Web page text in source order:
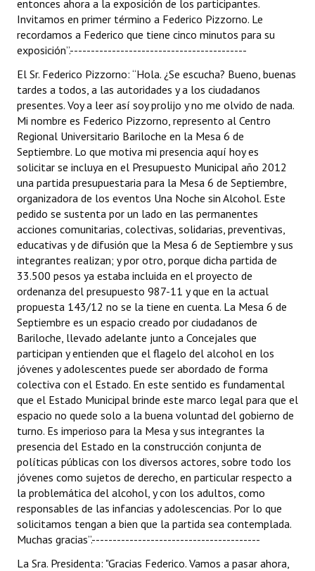
entonces ahora a la exposición de los participantes.
Invitamos en primer término a Federico Pizzorno. Le
recordamos a Federico que tiene cinco minutos para su
exposición”.------------------------------------------
El Sr. Federico Pizzorno: “Hola. ¿Se escucha? Bueno, buenas
tardes a todos, a las autoridades y a los ciudadanos
presentes. Voy a leer así soy prolijo y no me olvido de nada.
Mi nombre es Federico Pizzorno, represento al Centro
Regional Universitario Bariloche en la Mesa 6 de
Septiembre. Lo que motiva mi presencia aquí hoy es
solicitar se incluya en el Presupuesto Municipal año 2012
una partida presupuestaria para la Mesa 6 de Septiembre,
organizadora de los eventos Una Noche sin Alcohol. Este
pedido se sustenta por un lado en las permanentes
acciones comunitarias, colectivas, solidarias, preventivas,
educativas y de difusión que la Mesa 6 de Septiembre y sus
integrantes realizan; y por otro, porque dicha partida de
33.500 pesos ya estaba incluida en el proyecto de
ordenanza del presupuesto 987-11 y que en la actual
propuesta 143/12 no se la tiene en cuenta. La Mesa 6 de
Septiembre es un espacio creado por ciudadanos de
Bariloche, llevado adelante junto a Concejales que
participan y entienden que el flagelo del alcohol en los
jóvenes y adolescentes puede ser abordado de forma
colectiva con el Estado. En este sentido es fundamental
que el Estado Municipal brinde este marco legal para que el
espacio no quede solo a la buena voluntad del gobierno de
turno. Es imperioso para la Mesa y sus integrantes la
presencia del Estado en la construcción conjunta de
políticas públicas con los diversos actores, sobre todo los
jóvenes como sujetos de derecho, en particular respecto a
la problemática del alcohol, y con los adultos, como
responsables de las infancias y adolescencias. Por lo que
solicitamos tengan a bien que la partida sea contemplada.
Muchas gracias”.----------------------------------------
La Sra. Presidenta: "Gracias Federico. Vamos a pasar ahora,